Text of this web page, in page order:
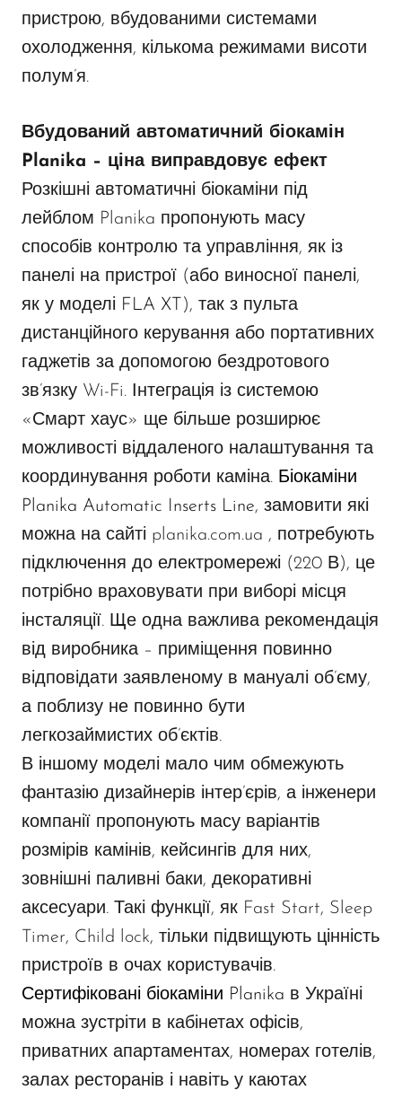
пристрою, вбудованими системами
охолодження, кількома режимами висоти
полум’я.
Вбудований автоматичний біокамін
Planika – ціна виправдовує ефект
Розкішні автоматичні біокаміни під
лейблом Planika пропонують масу
способів контролю та управління, як із
панелі на пристрої (або виносної панелі,
як у моделі FLA XT
), так з пульта
дистанційного керування або портативних
гаджетів за допомогою бездротового
зв’язку Wi-Fi. Інтеграція із системою
«Смарт хаус» ще більше розширює
можливості віддаленого налаштування та
координування роботи каміна. Біокаміни
Planika Automatic Inserts Line, замовити які
можна на сайті planika.com.ua , потребують
підключення до електромережі (220 В), це
потрібно враховувати при виборі місця
інсталяції. Ще одна важлива рекомендація
від виробника – приміщення повинно
відповідати заявленому в мануалі об’єму,
а поблизу не повинно бути
легкозаймистих об’єктів.
В іншому моделі мало чим обмежують
фантазію дизайнерів інтер’єрів, а інженери
компанії пропонують масу варіантів
розмірів камінів, кейсингів для них,
зовнішні паливні баки, декоративні
аксесуари. Такі функції, як Fast Start, Sleep
Timer, Child lock, тільки підвищують цінність
пристроїв в очах користувачів.
Сертифіковані біокаміни Planika в Україні
можна зустріти в кабінетах офісів,
приватних апартаментах, номерах готелів,
залах ресторанів і навіть у каютах